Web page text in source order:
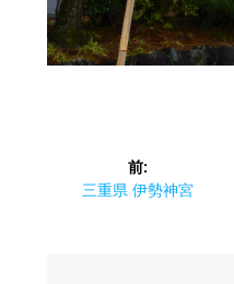
前:
前
三重県 伊勢神宮